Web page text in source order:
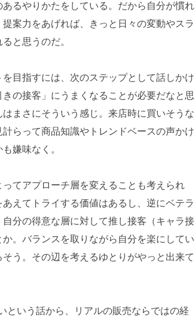
るやりかたをしている。だから自分が慣れ
案力をあげれば、きっと日々の変動やスラ
と思うのだ。
目指すには、次のステップとして話しかけ
の接客」にうまくなることが必要だなと思
まさにそういう感じ。来店時に買いそうな
らって商品知識やトレンドベースの声かけ
嫌味なく。
てアプローチ層を変えることも考えられ
えてトライする価値はあるし、逆にベテラ
分の得意な層に対して推し接客（キャラ接
。バランスを取りながら自分を楽にしてい
う。その辺を考えるゆとりがやっと出来て
という話から、リアルの販売ならではの経